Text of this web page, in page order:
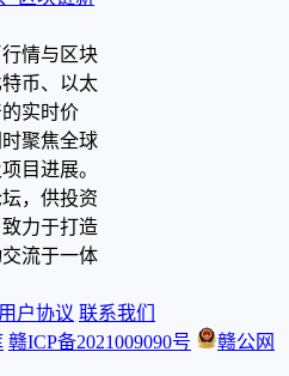
情与区块
币、以太
实时价
聚焦全球
目进展。
，供投资
力于打造
流于一体
用户协议 联系我们
赣ICP备2021009090号
赣公网